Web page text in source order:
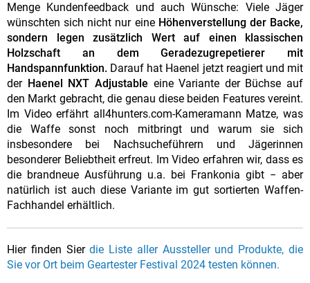
Menge Kundenfeedback und auch Wünsche: Viele Jäger
wünschten sich nicht nur eine Höhenverstellung der Backe,
sondern legen zusätzlich Wert auf einen klassischen
Holzschaft an dem Geradezugrepetierer mit
Handspannfunktion. Darauf hat Haenel jetzt reagiert und mit
der Haenel NXT Adjustable eine Variante der Büchse auf
den Markt gebracht, die genau diese beiden Features vereint.
Im Video erfährt all4hunters.com-Kameramann Matze, was
die Waffe sonst noch mitbringt und warum sie sich
insbesondere bei Nachsucheführern und Jägerinnen
besonderer Beliebtheit erfreut. Im Video erfahren wir, dass es
die brandneue Ausführung u.a. bei Frankonia gibt − aber
natürlich ist auch diese Variante im gut sortierten Waffen-
Fachhandel erhältlich.
Hier finden Sierdie Liste aller Aussteller und Produkte, die
Sie vor Ort beim Geartester Festival 2024 testen können.